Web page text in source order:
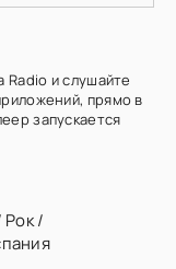
Radio и слушайте
прямо в
запускается
Рок/